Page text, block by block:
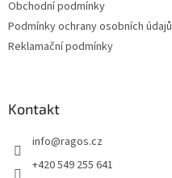
Obchodní podmínky
Podmínky ochrany osobních údajů
Reklamační podmínky
Kontakt
info@ragos.cz
+420 549 255 641